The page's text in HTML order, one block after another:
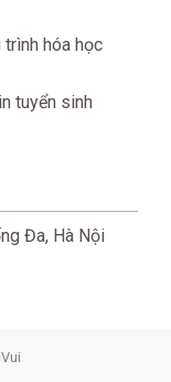
trình hóa học
tuyển sinh
Đa, Hà Nội